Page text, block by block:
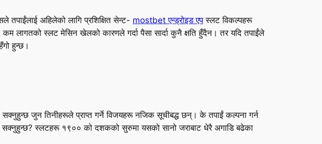
अहिलेको लागि प्रशिक्षित सेन्ट- mostbet एन्ड्रोइड एपस्लट विकल्पहरू
लागतको स्लट मेसिन खेलको कारणले गर्दा पैसा सार्दा कुनै क्षति हुँदैन। तर यदि तपाईंले
हुन्छ।
सक्नुहुन्छ जुन तिनीहरूले प्राप्त गर्ने विजयहरू नजिक सूचीबद्ध छन्। के तपाईं कल्पना गर्न
स्लटहरू १९०० को दशकको सुरुमा यसको सानो जराबाट धेरै अगाडि बढेका